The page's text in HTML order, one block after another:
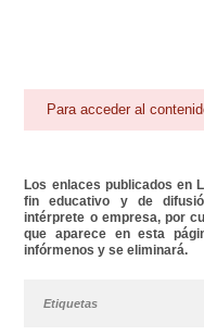
Para acceder al
Los enlaces publicados en
fin educativo y de
intérprete o empresa, por
que aparece en esta
infórmenos y se eliminará.
Etiquetas